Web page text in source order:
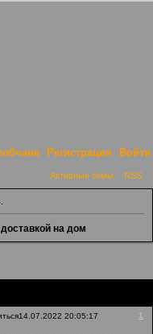
Регистрация Войти
Активные темы RSS
.
на дом
1
14.07.2022 20:05:17